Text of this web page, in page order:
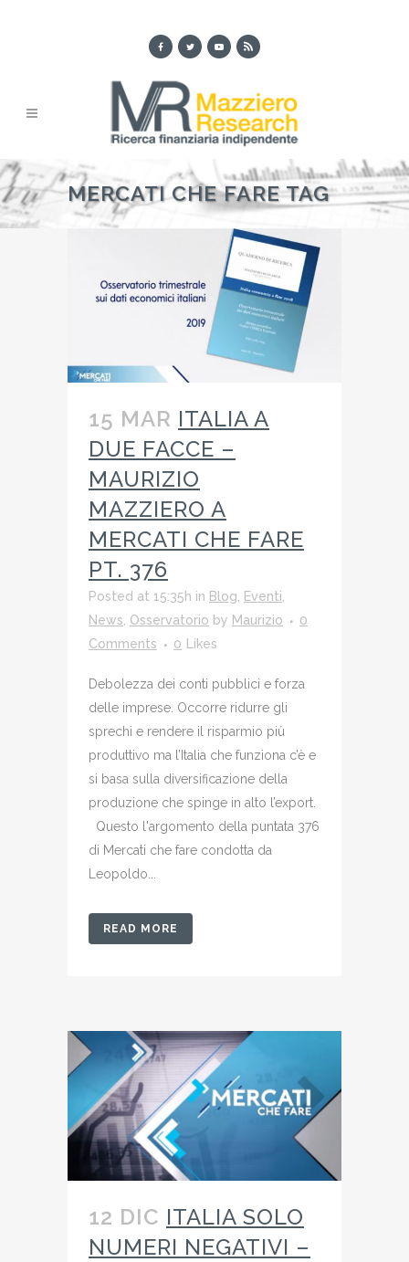
MERCATI CHE FARE TAG
15 MAR ITALIA A
DUE FACCE –
MAURIZIO
MAZZIERO A
MERCATI CHE FARE
PT. 376
Posted at 15:35h in Blog Eventi
News Osservatorio by Maurizio
0
Comments
0 Likes
Debolezza dei conti pubblici e forza
delle imprese. Occorre ridurre gli
sprechi e rendere il risparmio più
produttivo ma l’Italia che funziona c’è e
si basa sulla diversificazione della
produzione che spinge in alto l’export.
Questo l'argomento della puntata 376
di Mercati che fare condotta da
Leopoldo...
READ MORE
12 DIC ITALIA SOLO
NUMERI NEGATIVI –